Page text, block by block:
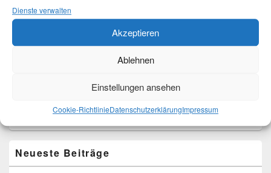
Dienste verwalten
Akzeptieren
Ablehnen
Einstellungen ansehen
Cookie-RichtlinieDatenschutzerklärungImpressum
Neueste Beiträge